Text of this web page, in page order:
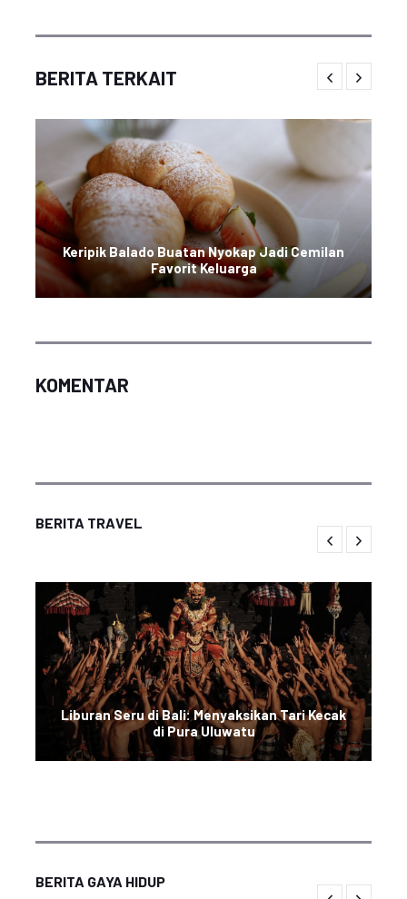
BERITA TERKAIT
Keripik Balado Buatan Nyokap Jadi Cemilan
Favorit Keluarga
KOMENTAR
BERITA TRAVEL
Liburan Seru di Bali: Menyaksikan Tari Kecak
di Pura Uluwatu
BERITA GAYA HIDUP